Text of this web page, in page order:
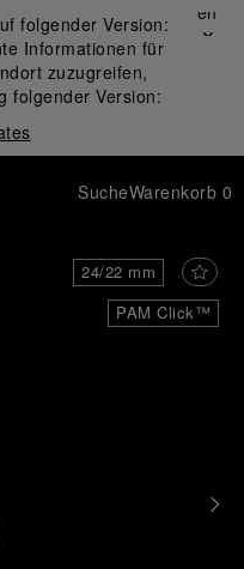
folgender Version:
Informationen für
zuzugreifen,
folgender Version:
Schließen
✕
SucheWarenkorb 0
PAM Click™
24/22 mm